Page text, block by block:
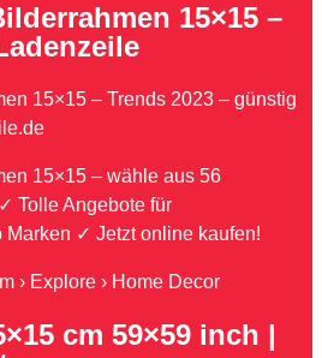
15×15 –
15×15 – Trends 2023 – günstig
15×15 – wähle aus 56
Tolle Angebote für
✓ Jetzt online kaufen!
› Explore › Home Decor
cm 59×59 inch |